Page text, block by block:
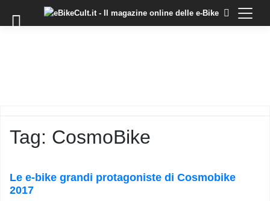
×
TUTORIAL
DI
Tag: CosmoBike
Le e-bike grandi protagoniste di Cosmobike
2017